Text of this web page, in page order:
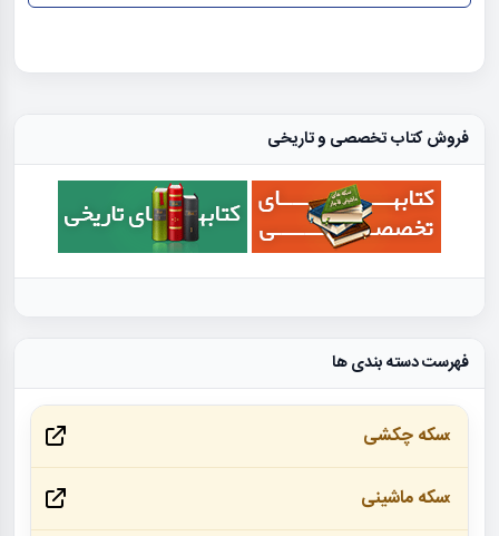
فروش کتاب تخصصی و تاریخی
فهرست دسته بندی ها
سکه چکشی
سکه ماشینی